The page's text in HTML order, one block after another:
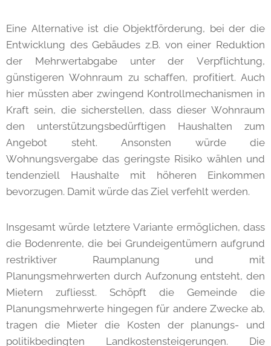
Eine Alternative ist die Objektförderung, bei der die
Entwicklung des Gebäudes z.B. von einer Reduktion
der Mehrwertabgabe unter der Verpflichtung,
günstigeren Wohnraum zu schaffen, profitiert. Auch
hier müssten aber zwingend Kontrollmechanismen in
Kraft sein, die sicherstellen, dass dieser Wohnraum
den unterstützungsbedürftigen Haushalten zum
Angebot steht. Ansonsten würde die
Wohnungsvergabe das geringste Risiko wählen und
tendenziell Haushalte mit höheren Einkommen
bevorzugen. Damit würde das Ziel verfehlt werden.
Insgesamt würde letztere Variante ermöglichen, dass
die Bodenrente, die bei Grundeigentümern aufgrund
restriktiver Raumplanung und mit
Planungsmehrwerten durch Aufzonung entsteht, den
Mietern zufliesst. Schöpft die Gemeinde die
Planungsmehrwerte hingegen für andere Zwecke ab,
tragen die Mieter die Kosten der planungs- und
politikbedingten Landkostensteigerungen. Die